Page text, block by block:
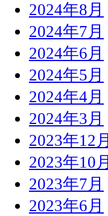
2024年8月
2024年7月
2024年6月
2024年5月
2024年4月
2024年3月
2023年12月
2023年10月
2023年7月
2023年6月